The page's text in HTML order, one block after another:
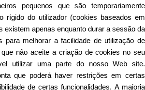
pequenos que são temporariamente
rígido do utilizador (cookies baseados em
existem apenas enquanto durar a sessão da
para melhorar a facilidade de utilização de
não aceite a criação de cookies no seu
utilizar uma parte do nosso Web site.
que poderá haver restrições em certas
de certas funcionalidades. A maioria